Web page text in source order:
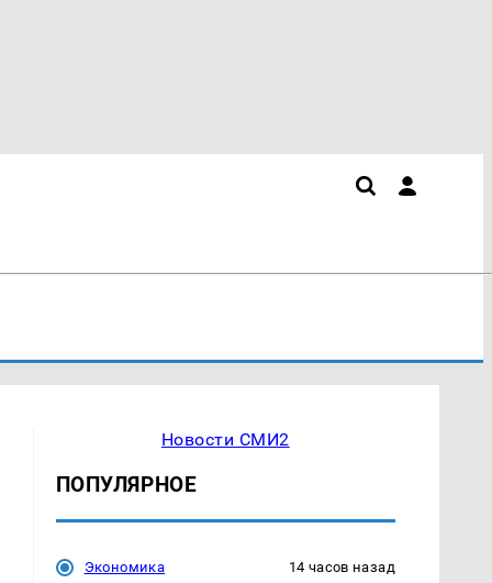
Новости СМИ2
ПОПУЛЯРНОЕ
Экономика 14 часов назад